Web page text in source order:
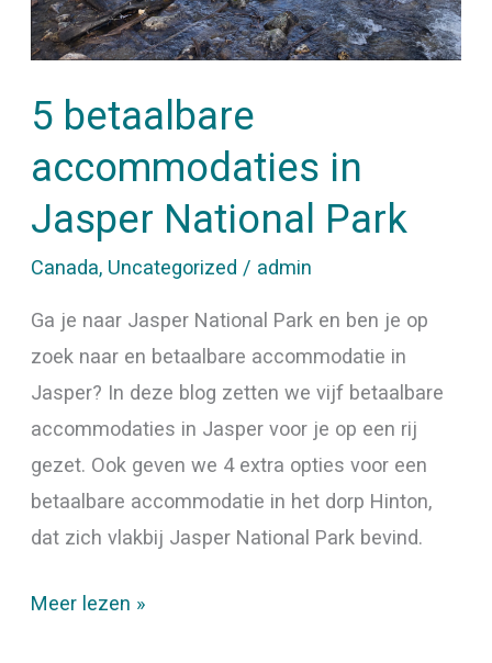
5 betaalbare
accommodaties in
Jasper National Park
Canada, Uncategorized / admin
Ga je naar Jasper National Park en ben je op
zoek naar en betaalbare accommodatie in
Jasper? In deze blog zetten we vijf betaalbare
accommodaties in Jasper voor je op een rij
gezet. Ook geven we 4 extra opties voor een
betaalbare accommodatie in het dorp Hinton,
dat zich vlakbij Jasper National Park bevind.
Meer lezen »